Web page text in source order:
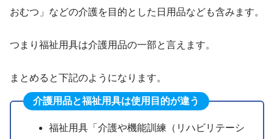
おむつ」などの介護を目的とした日用品なども含みます。
つまり福祉用具は介護用品の一部と言えます。
まとめると下記のようになります。
介護用品と福祉用具は使用目的が違う
福祉用具「介護や機能訓練（リハビリテーシ